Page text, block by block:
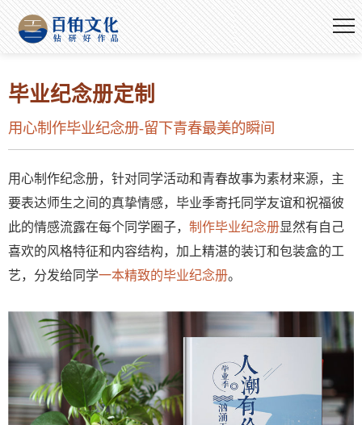
毕业纪念册定制
用心制作毕业纪念册-留下青春最美的瞬间
用心制作纪念册，针对同学活动和青春故事为素材来源，主
要表达师生之间的真挚情感，毕业季寄托同学友谊和祝福彼
此的情感流露在每个同学圈子， 制作毕业纪念册显然有自己
喜欢的风格特征和内容结构，加上精湛的装订和包装盒的工
艺，分发给同学一本精致的毕业纪念册。